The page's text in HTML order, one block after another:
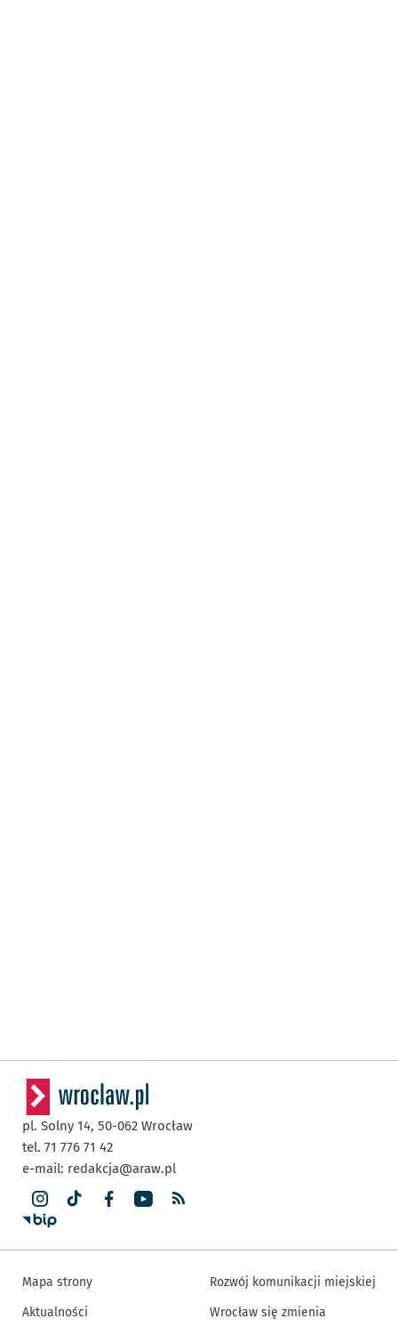
pl. Solny 14, 50-062 Wrocław
tel. 71 776 71 42
e-mail: redakcja@araw.pl
Mapa strony
Aktualności
Rozwój komunikacji miejskiej
Wrocław się zmienia